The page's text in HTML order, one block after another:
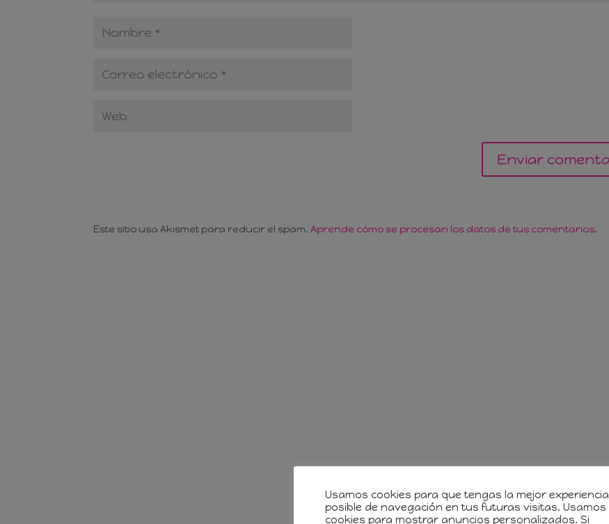
Este sitio usa Akismet para reducir el spam.Aprende cómo se procesan los datos de tus comentarios.
Usamos cookies para que tengas la mejor experiencia
posible de navegación en tus futuras visitas. Usamos
cookies para mostrar anuncios personalizados. Si